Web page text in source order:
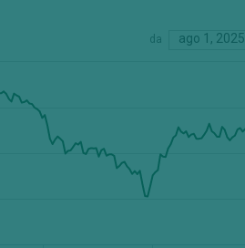
da ago 1, 2025